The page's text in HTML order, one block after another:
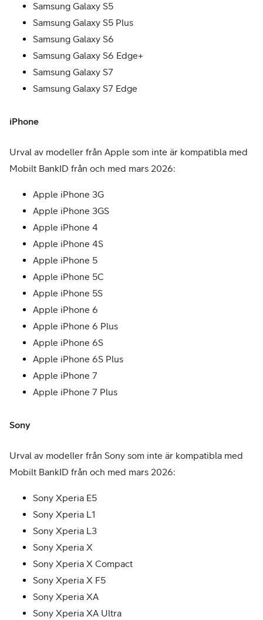
Samsung Galaxy S5
Samsung Galaxy S5 Plus
Samsung Galaxy S6
Samsung Galaxy S6 Edge+
Samsung Galaxy S7
Samsung Galaxy S7 Edge
iPhone
Urval av modeller från Apple som inte är kompatibla med
Mobilt BankID från och med mars 2026:
Apple iPhone 3G
Apple iPhone 3GS
Apple iPhone 4
Apple iPhone 4S
Apple iPhone 5
Apple iPhone 5C
Apple iPhone 5S
Apple iPhone 6
Apple iPhone 6 Plus
Apple iPhone 6S
Apple iPhone 6S Plus
Apple iPhone 7
Apple iPhone 7 Plus
Sony
Urval av modeller från Sony som inte är kompatibla med
Mobilt BankID från och med mars 2026:
Sony Xperia E5
Sony Xperia L1
Sony Xperia L3
Sony Xperia X
Sony Xperia X Compact
Sony Xperia X F5
Sony Xperia XA
Sony Xperia XA Ultra